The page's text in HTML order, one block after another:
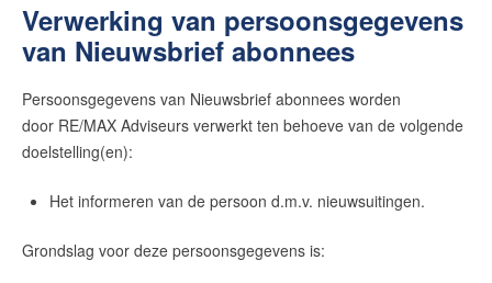
Verwerking van persoonsgegevens
van Nieuwsbrief abonnees
Persoonsgegevens van Nieuwsbrief abonnees worden
door RE/MAX Adviseurs verwerkt ten behoeve van de volgende
doelstelling(en):
Het informeren van de persoon d.m.v. nieuwsuitingen.
Grondslag voor deze persoonsgegevens is: